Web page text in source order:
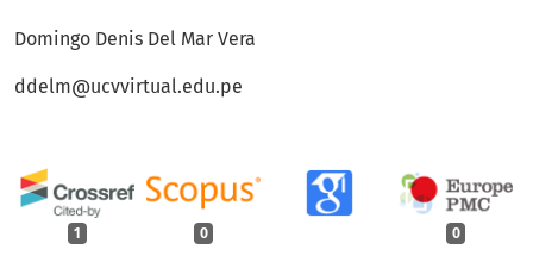
1 0 0
Domingo Denis Del Mar Vera
ddelm@ucvvirtual.edu.pe